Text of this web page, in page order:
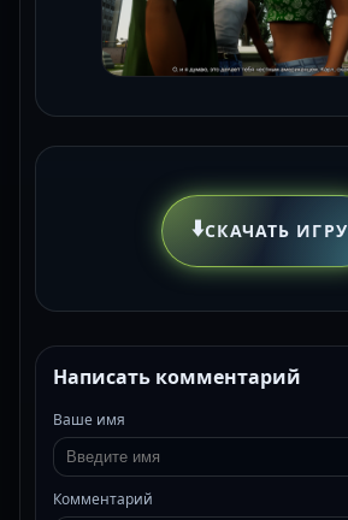
⬇️СКАЧАТЬ ИГРУ
Написать комментарий
Ваше имя
Комментарий